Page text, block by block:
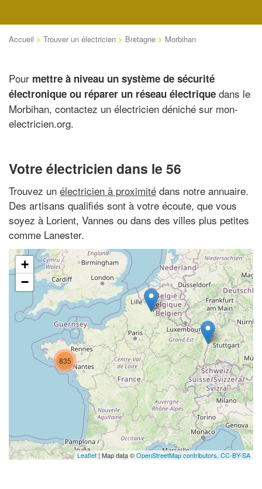
Accueil > Trouver un électricien > Bretagne > Morbihan
Pour mettre à niveau un système de sécurité
électronique ou réparer un réseau électrique dans le
Morbihan, contactez un électricien déniché sur mon-
electricien.org.
Votre électricien dans le 56
Trouvez un électricien à proximité dans notre annuaire.
Des artisans qualifiés sont à votre écoute, que vous
soyez à Lorient, Vannes ou dans des villes plus petites
comme Lanester.
835
+
−
Leaflet | Map data ©OpenStreetMap contributors, CC-BY-SA